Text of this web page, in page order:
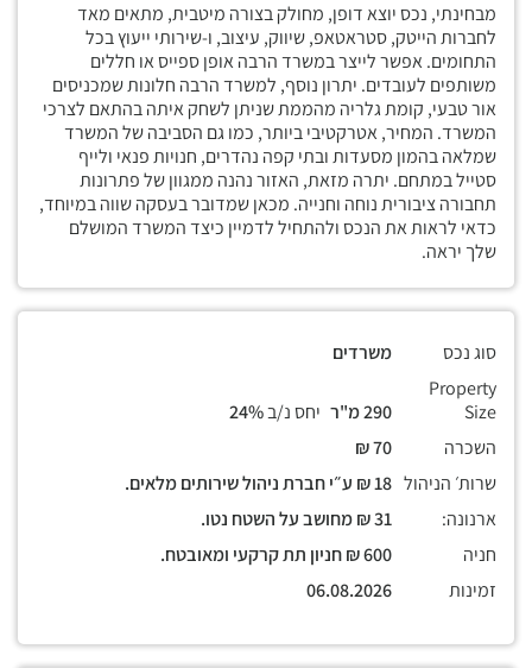
מבחינתי, נכס יוצא דופן, מחולק בצורה מיטבית, מתאים מאד
לחברות הייטק, סטראטאפ, שיווק, עיצוב, ו-שירותי ייעוץ בכל
התחומים. אפשר לייצר במשרד הרבה אופן ספייס או חללים
משותפים לעובדים. יתרון נוסף, למשרד הרבה חלונות שמכניסים
אור טבעי, קומת גלריה מהממת שניתן לשחק איתה בהתאם לצרכי
המשרד. המחיר, אטרקטיבי ביותר, כמו גם הסביבה של המשרד
שמלאה בהמון מסעדות ובתי קפה נהדרים, חנויות פנאי ולייף
סטייל במתחם. יתרה מזאת, האזור נהנה ממגוון של פתרונות
תחבורה ציבורית נוחה וחנייה. מכאן שמדובר בעסקה שווה במיוחד,
כדאי לראות את הנכס ולהתחיל לדמיין כיצד המשרד המושלם
שלך יראה.
סוג נכס
משרדים
Property
Size
יחס נ/ב
השכרה
שרות׳ הניהול
ארנונה:
חניה
זמינות